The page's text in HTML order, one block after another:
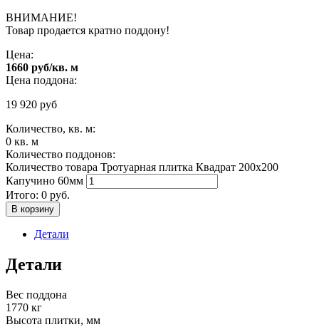
ВНИМАНИЕ!
Товар продается кратно поддону!
Цена:
1660 руб/кв. м
Цена поддона:
19 920 руб
Количество, кв. м:
0 кв. м
Количество поддонов:
Количество товара Тротуарная плитка Квадрат 200х200
Капучино 60мм
Итого: 0 руб.
В корзину
Детали
Детали
Вес поддона
1770 кг
Высота плитки, мм